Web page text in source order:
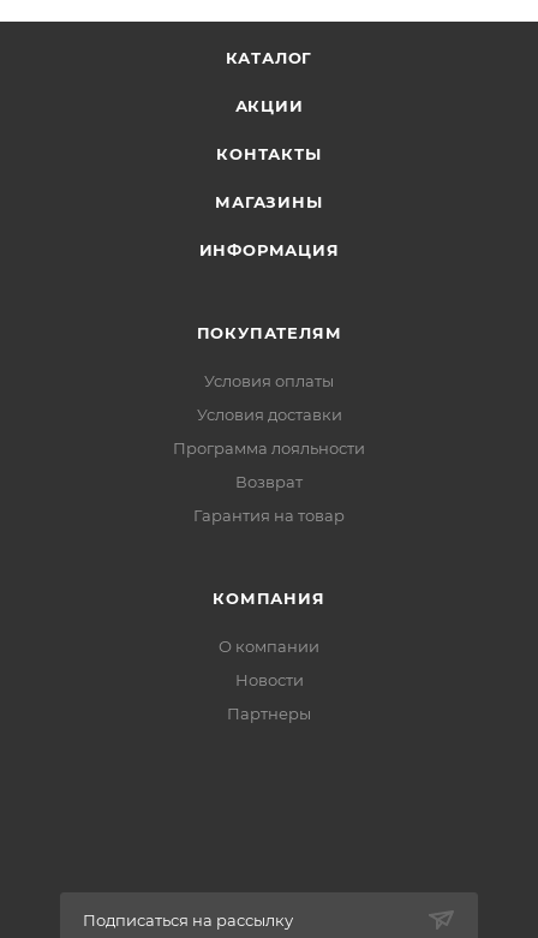
КАТАЛОГ
АКЦИИ
КОНТАКТЫ
МАГАЗИНЫ
ИНФОРМАЦИЯ
ПОКУПАТЕЛЯМ
Условия оплаты
Условия доставки
Программа лояльности
Возврат
Гарантия на товар
КОМПАНИЯ
О компании
Новости
Партнеры
Подписаться на рассылку